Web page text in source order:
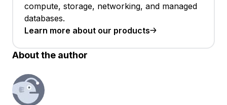
compute, storage, networking, and managed
databases.
Learn more about our products
About the author